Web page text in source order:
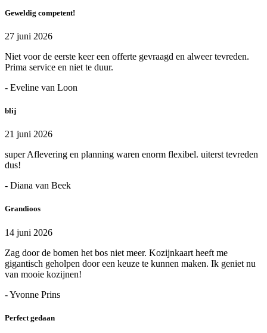
Geweldig competent!
27 juni 2026
Niet voor de eerste keer een offerte gevraagd en alweer tevreden.
Prima service en niet te duur.
- Eveline van Loon
blij
21 juni 2026
super Aflevering en planning waren enorm flexibel. uiterst tevreden
dus!
- Diana van Beek
Grandioos
14 juni 2026
Zag door de bomen het bos niet meer. Kozijnkaart heeft me
gigantisch geholpen door een keuze te kunnen maken. Ik geniet nu
van mooie kozijnen!
- Yvonne Prins
Perfect gedaan